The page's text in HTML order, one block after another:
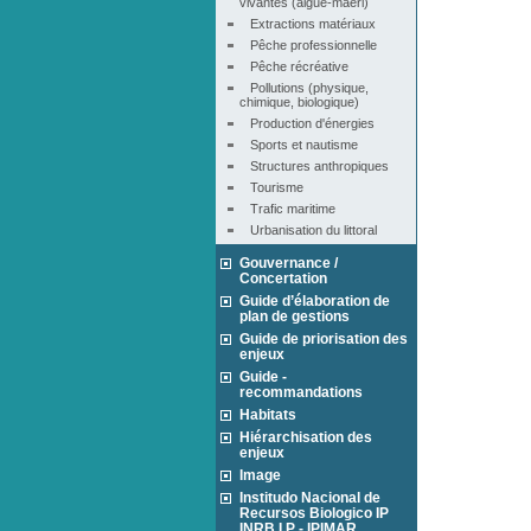
Extractions matériaux
Pêche professionnelle
Pêche récréative
Pollutions (physique,
chimique, biologique)
Production d'énergies
Sports et nautisme
Structures anthropiques
Tourisme
Trafic maritime
Urbanisation du littoral
Gouvernance /
Concertation
Guide d’élaboration de
plan de gestions
Guide de priorisation des
enjeux
Guide -
recommandations
Habitats
Hiérarchisation des
enjeux
Image
Institudo Nacional de
Recursos Biologico IP